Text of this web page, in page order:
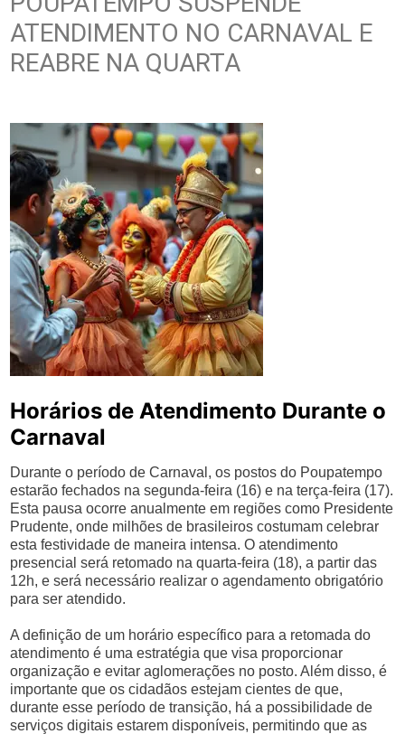
ATENDIMENTO NO CARNAVAL E
REABRE NA QUARTA
Horários de Atendimento Durante o
Carnaval
Durante o período de Carnaval, os postos do Poupatempo
estarão fechados na segunda-feira (16) e na terça-feira (17).
Esta pausa ocorre anualmente em regiões como Presidente
Prudente, onde milhões de brasileiros costumam celebrar
esta festividade de maneira intensa. O atendimento
presencial será retomado na quarta-feira (18), a partir das
12h, e será necessário realizar o agendamento obrigatório
para ser atendido.
A definição de um horário específico para a retomada do
atendimento é uma estratégia que visa proporcionar
organização e evitar aglomerações no posto. Além disso, é
importante que os cidadãos estejam cientes de que,
durante esse período de transição, há a possibilidade de
serviços digitais estarem disponíveis, permitindo que as